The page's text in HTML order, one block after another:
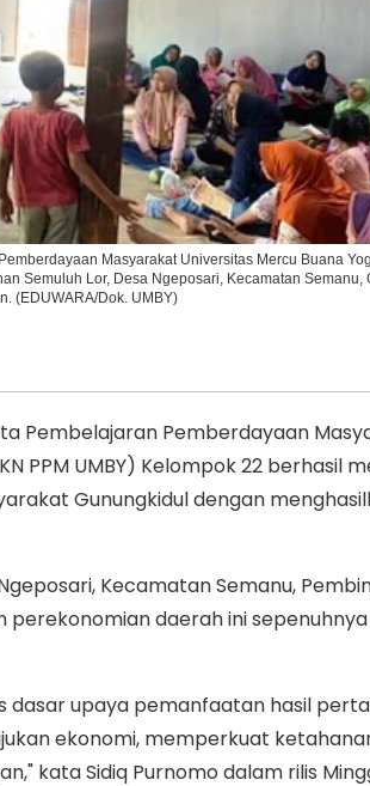
Masyarakat Universitas Mercu Buana
Semuluh Lor, Desa Ngeposari, Kecamatan Semanu,
(EDUWARA/Dok. UMBY)
Pembelajaran Pemberdayaan
PPM UMBY) Kelompok 22 berhasil
Gunungkidul dengan
Kecamatan Semanu,
perekonomian daerah ini sepenuhnya
dasar upaya pemanfaatan hasil
ekonomi, memperkuat
kata Sidiq Purnomo dalam rilis